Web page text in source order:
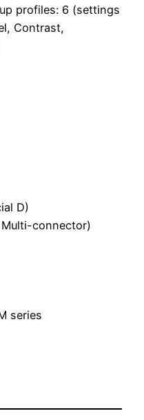
profiles: 6 (settings
Contrast,
D)
connector)
series